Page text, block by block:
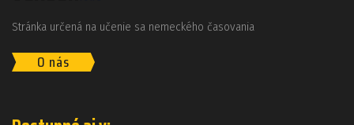
Stránka určená na učenie sa nemeckého časovania
O nás